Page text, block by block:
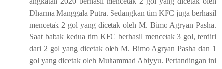
Dharma Manggala Putra. Sedangkan tim KFC juga berhasil
mencetak 2 gol yang dicetak oleh M. Bimo Agryan Pasha.
Saat babak kedua tim KFC berhasil mencetak 3 gol, terdiri
dari 2 gol yang dicetak oleh M. Bimo Agryan Pasha dan 1
gol yang dicetak oleh Muhammad Abiyyu. Pertandingan ini